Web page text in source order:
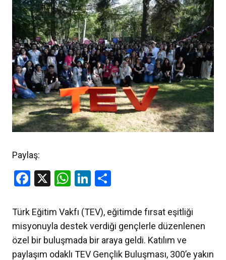
Paylaş:
Facebook
X WhatsApp
LinkedIn
Türk Eğitim Vakfı (TEV), eğitimde fırsat eşitliği
misyonuyla destek verdiği gençlerle düzenlenen
özel bir buluşmada bir araya geldi. Katılım ve
paylaşım odaklı TEV Gençlik Buluşması, 300’e yakın